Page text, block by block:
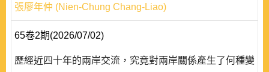
張廖年仲 (Nien-Chung Chang-Liao)
65卷2期(2026/07/02)
歷經近四十年的兩岸交流，究竟對兩岸關係產生了何種變